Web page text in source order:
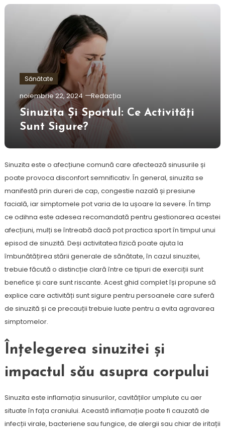
Sănătate
noiembrie 22, 2024 Redacția
Sinuzita Și Sportul: Ce Activități
Sunt Sigure?
Sinuzita este o afecțiune comună care afectează sinusurile și
poate provoca disconfort semnificativ. În general, sinuzita se
manifestă prin dureri de cap, congestie nazală și presiune
facială, iar simptomele pot varia de la ușoare la severe. În timp
ce odihna este adesea recomandată pentru gestionarea acestei
afecțiuni, mulți se întreabă dacă pot practica sport în timpul unui
episod de sinuzită. Deși activitatea fizică poate ajuta la
îmbunătățirea stării generale de sănătate, în cazul sinuzitei,
trebuie făcută o distincție clară între ce tipuri de exerciții sunt
benefice și care sunt riscante. Acest ghid complet își propune să
explice care activități sunt sigure pentru persoanele care suferă
de sinuzită și ce precauții trebuie luate pentru a evita agravarea
simptomelor.
Înțelegerea sinuzitei și
impactul său asupra corpului
Sinuzita este inflamația sinusurilor, cavităților umplute cu aer
situate în fața craniului. Această inflamație poate fi cauzată de
infecții virale, bacteriene sau fungice, de alergii sau chiar de iritații